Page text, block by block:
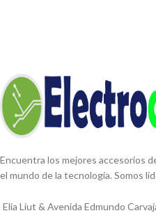
Encuentra los mejores accesorios
el mundo de la tecnología. Somos
Elia Liut & Avenida Edmundo